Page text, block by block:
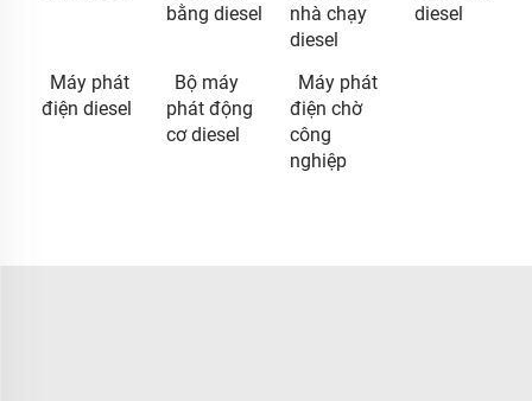
bằng diesel
nhà chạy
diesel
diesel
Máy phát
điện diesel
Bộ máy
phát động
cơ diesel
Máy phát
điện chờ
công
nghiệp